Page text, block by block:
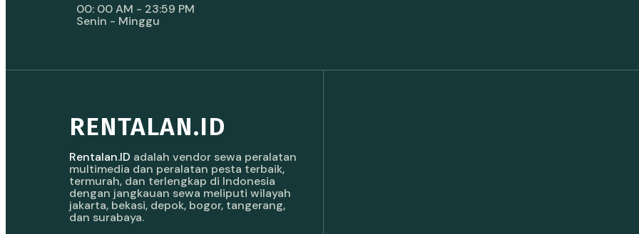
00: 00 AM - 23:59 PM
Senin - Minggu
RENTALAN.ID
Rentalan.ID adalah vendor sewa peralatan
multimedia dan peralatan pesta terbaik,
termurah, dan terlengkap di Indonesia
dengan jangkauan sewa meliputi wilayah
jakarta, bekasi, depok, bogor, tangerang,
dan surabaya.